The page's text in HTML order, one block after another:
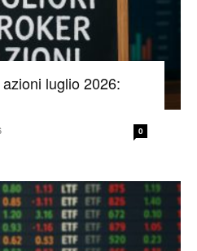
luglio 2026:
0